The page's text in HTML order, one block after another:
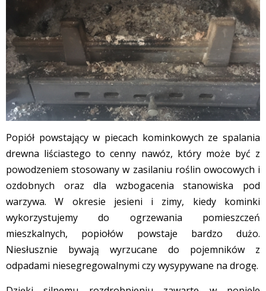
Popiół powstający w piecach kominkowych ze spalania
drewna liściastego to cenny nawóz, który może być z
powodzeniem stosowany w zasilaniu roślin owocowych i
ozdobnych oraz dla wzbogacenia stanowiska pod
warzywa. W okresie jesieni i zimy, kiedy kominki
wykorzystujemy do ogrzewania pomieszczeń
mieszkalnych, popiołów powstaje bardzo dużo.
Niesłusznie bywają wyrzucane do pojemników z
odpadami niesegregowalnymi czy wysypywane na drogę.